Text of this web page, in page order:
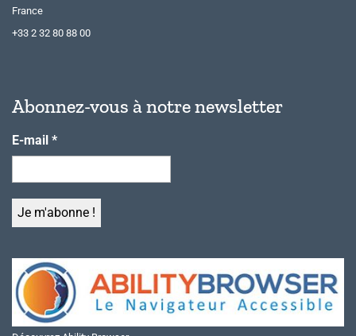
France
+33 2 32 80 88 00
Abonnez-vous à notre newsletter
E-mail *